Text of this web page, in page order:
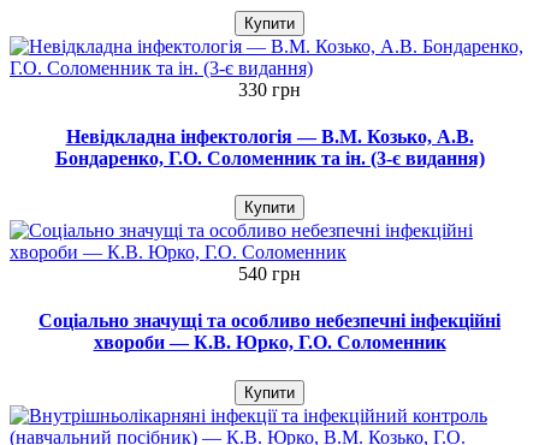
Купити
330 грн
Невідкладна інфектологія — В.М. Козько, А.В.
Бондаренко, Г.О. Соломенник та ін. (3-є видання)
Купити
540 грн
Соціально значущі та особливо небезпечні інфекційні
хвороби — К.В. Юрко, Г.О. Соломенник
Купити